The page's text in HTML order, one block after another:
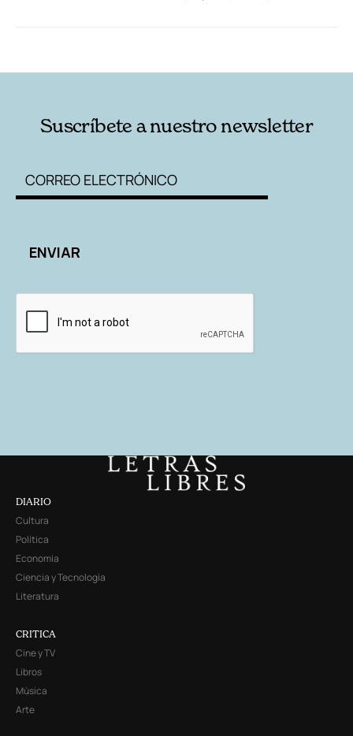
Suscríbete a nuestro newsletter
DIARIO
Cultura
Política
Economía
Ciencia y Tecnología
Literatura
CRITICA
Cine y TV
Libros
Música
Arte